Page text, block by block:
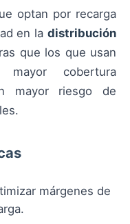
optan por recarga
en la distribución
que los que usan
mayor cobertura
mayor riesgo de
márgenes de